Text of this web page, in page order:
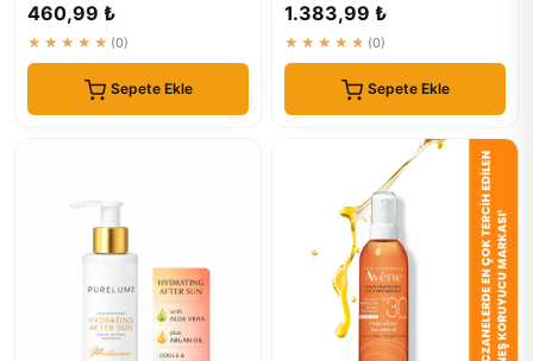
460,99 ₺
★★★★★ (0)
Sepete Ekle
1.383,99 ₺
★★★★★ (0)
Sepete Ekle